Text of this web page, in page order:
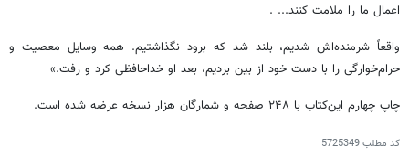
اعمال ما را ملامت کنند... .
واقعاً شرمنده‌اش شدیم، بلند شد که برود نگذاشتیم. همه وسایل معصیت و
حرام‌خوارگی را با دست خود از بین بردیم، بعد او خداحافظی کرد و رفت.»
چاپ چهارم این‌کتاب با ۲۴۸ صفحه و شمارگان هزار نسخه عرضه شده است.
کد مطلب5725349